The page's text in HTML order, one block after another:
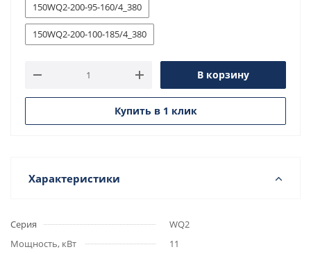
150WQ2-200-95-160/4_380
150WQ2-200-100-185/4_380
В корзину
Купить в 1 клик
Характеристики
Серия
WQ2
Мощность, кВт
11